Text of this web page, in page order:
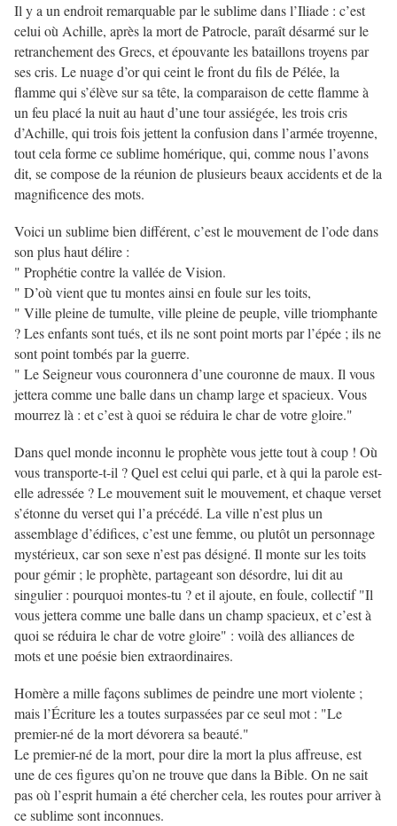
Il y a un endroit remarquable par le sublime dans l’Iliade : c’est
celui où Achille, après la mort de Patrocle, paraît désarmé sur le
retranchement des Grecs, et épouvante les bataillons troyens par
ses cris. Le nuage d’or qui ceint le front du fils de Pélée, la
flamme qui s’élève sur sa tête, la comparaison de cette flamme à
un feu placé la nuit au haut d’une tour assiégée, les trois cris
d’Achille, qui trois fois jettent la confusion dans l’armée troyenne,
tout cela forme ce sublime homérique, qui, comme nous l’avons
dit, se compose de la réunion de plusieurs beaux accidents et de la
magnificence des mots.
Voici un sublime bien différent, c’est le mouvement de l’ode dans
son plus haut délire :
" Prophétie contre la vallée de Vision.
" D’où vient que tu montes ainsi en foule sur les toits,
" Ville pleine de tumulte, ville pleine de peuple, ville triomphante
? Les enfants sont tués, et ils ne sont point morts par l’épée ; ils ne
sont point tombés par la guerre.
" Le Seigneur vous couronnera d’une couronne de maux. Il vous
jettera comme une balle dans un champ large et spacieux. Vous
mourrez là : et c’est à quoi se réduira le char de votre gloire."
Dans quel monde inconnu le prophète vous jette tout à coup ! Où
vous transporte-t-il ? Quel est celui qui parle, et à qui la parole est-
elle adressée ? Le mouvement suit le mouvement, et chaque verset
s’étonne du verset qui l’a précédé. La ville n’est plus un
assemblage d’édifices, c’est une femme, ou plutôt un personnage
mystérieux, car son sexe n’est pas désigné. Il monte sur les toits
pour gémir ; le prophète, partageant son désordre, lui dit au
singulier : pourquoi montes-tu ? et il ajoute, en foule, collectif "Il
vous jettera comme une balle dans un champ spacieux, et c’est à
quoi se réduira le char de votre gloire" : voilà des alliances de
mots et une poésie bien extraordinaires.
Homère a mille façons sublimes de peindre une mort violente ;
mais l’Écriture les a toutes surpassées par ce seul mot : "Le
premier-né de la mort dévorera sa beauté."
Le premier-né de la mort, pour dire la mort la plus affreuse, est
une de ces figures qu’on ne trouve que dans la Bible. On ne sait
pas où l’esprit humain a été chercher cela, les routes pour arriver à
ce sublime sont inconnues.